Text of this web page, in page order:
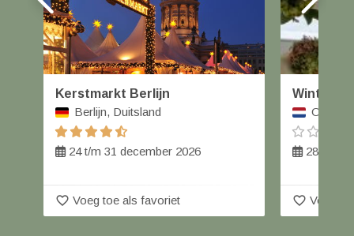
Kerstmarkt Berlijn
Berlijn, Duitsland
24 t/m 31 december 2026
favorite_border Voeg toe als favoriet
28 t/m
favorite_border Voeg